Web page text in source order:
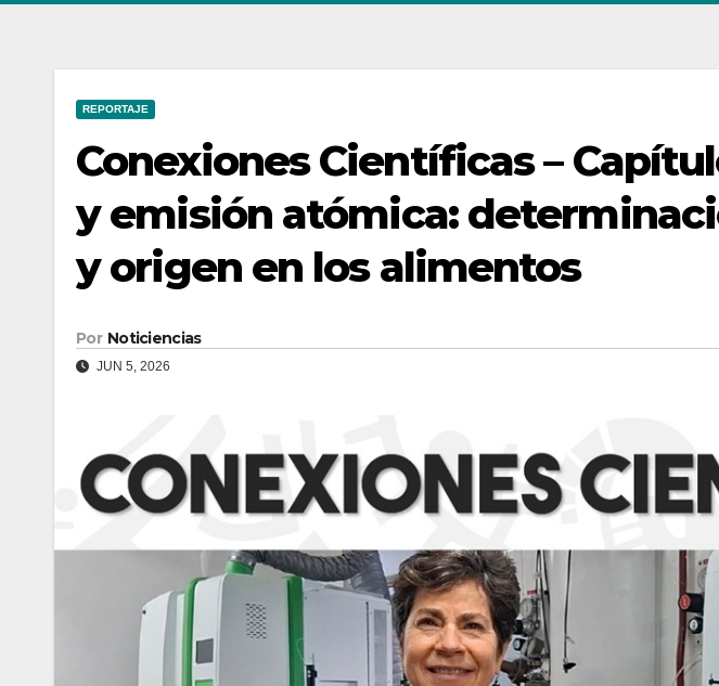
REPORTAJE
Conexiones Científicas –
y emisión atómica:
y origen en los alimentos
Por Noticiencias
JUN 5, 2026